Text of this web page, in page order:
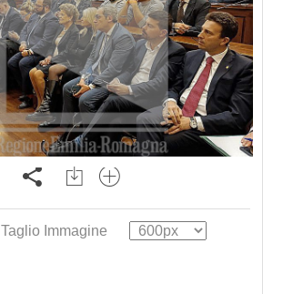
Taglio Immagine